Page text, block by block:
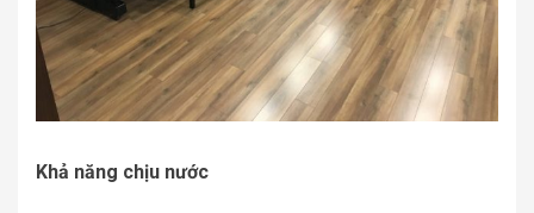
Khả năng chịu nước